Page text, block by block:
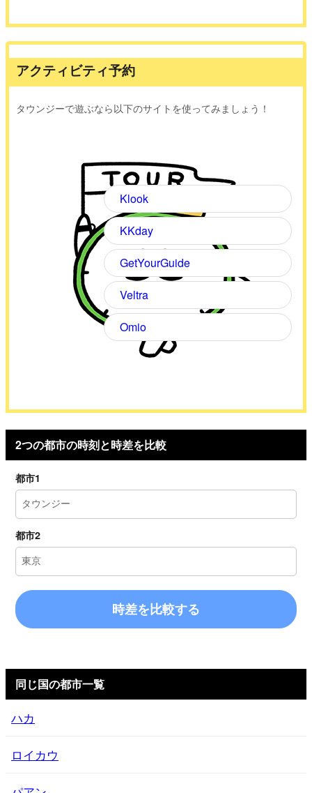
アクティビティ予約
タウンジーで遊ぶなら以下のサイトを使ってみましょう！
Klook
KKday
GetYourGuide
Veltra
Omio
2つの都市の時刻と時差を比較
都市1
都市2
時差を比較する
同じ国の都市一覧
ハカ
ロイカウ